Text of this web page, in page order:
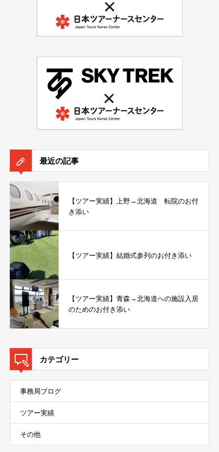
最近の記事
【ツアー実績】上野→北海道 転院のお付
き添い
【ツアー実績】結婚式参列のお付き添い
【ツアー実績】青森→北海道への施設入居
のためのお付き添い
カテゴリー
事務局ブログ
ツアー実績
その他